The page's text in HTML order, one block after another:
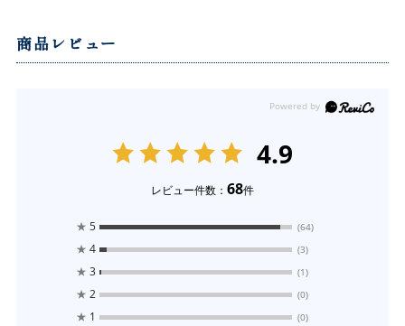
商品レビュー
4.9
レビュー件数： 68件
★ 5 (64)
★ 4 (3)
★ 3 (1)
★ 2 (0)
★ 1 (0)